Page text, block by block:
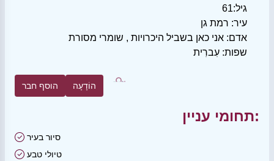
גיל:61
עיר: רמת גן
אדם: אני כאן בשביל היכרויות , שומרי מסורת
שפות: עִברִית
הוסף חבר הוֹדָעָה
תחומי עניין:
סיור בעיר
טיולי טבע